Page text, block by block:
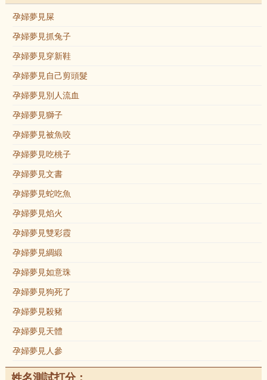
孕婦夢見屎
孕婦夢見抓兔子
孕婦夢見穿新鞋
孕婦夢見自己剪頭髮
孕婦夢見別人流血
孕婦夢見獅子
孕婦夢見被魚咬
孕婦夢見吃桃子
孕婦夢見文書
孕婦夢見蛇吃魚
孕婦夢見焰火
孕婦夢見雙彩霞
孕婦夢見綢緞
孕婦夢見如意珠
孕婦夢見狗死了
孕婦夢見殺豬
孕婦夢見天體
孕婦夢見人參
姓名測試打分：